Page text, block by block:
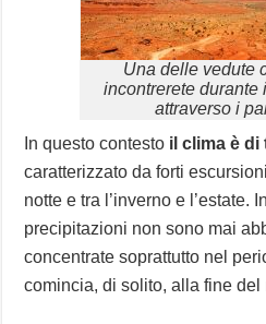
Una delle vedute
incontrerete durante
attraverso i
In questo contesto il clima è
caratterizzato da forti
notte e tra l’inverno e l’estate.
precipitazioni non sono mai
concentrate soprattutto nel
comincia, di solito, alla fine del